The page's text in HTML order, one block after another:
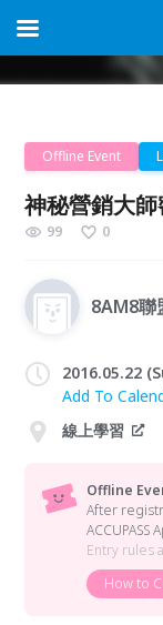
Offline Event
神秘營銷大師
99 0
8AM8聯
2016.05.22
Add To
線上學習
Offline
After
Entry rules
How to